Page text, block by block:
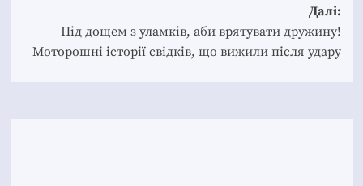
Далі:
Під дощем з уламків, аби врятувати дружину!
Моторошні історії свідків, що вижили після удару